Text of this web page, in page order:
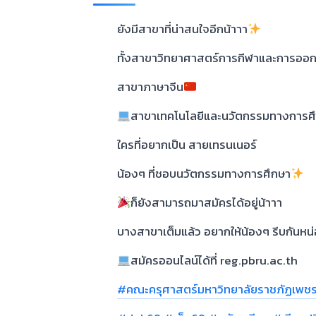
ยังมีสาขาที่น่าสนใจอีกน้าาา
ทั้งสาขาวิทยาศาสตร์การกีฬาและการออ
สาขาภาษาจีน
สาขาเทคโนโลยีและนวัตกรรมทางการ
ใครที่อยากเป็น สายเทรนเนอร์
น้องๆ ที่ชอบนวัตกรรมทางการศึกษา
ก็ยังสามารถมาสมัครได้อยู่น้าาา
บางสาขาเต็มแล้ว อยากให้น้องๆ รีบกันห
สมัครออนไลน์ได้ที่ reg.pbru.ac.th
#คณะครุศาสตร์มหาวิทยาลัยราชภัฏเพช